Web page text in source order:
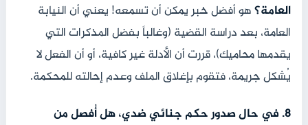
العامة؟هو أفضل خبر يمكن أن تسمعه! يعني أن النيابة
العامة، بعد دراسة القضية (وغالباً بفضل المذكرات التي
يقدمها محاميك)، قررت أن الأدلة غير كافية، أو أن الفعل لا
يُشكل جريمة، فتقوم بإغلاق الملف وعدم إحالته للمحكمة.
8. في حال صدور حكم جنائي ضدي، هل أُفصل من